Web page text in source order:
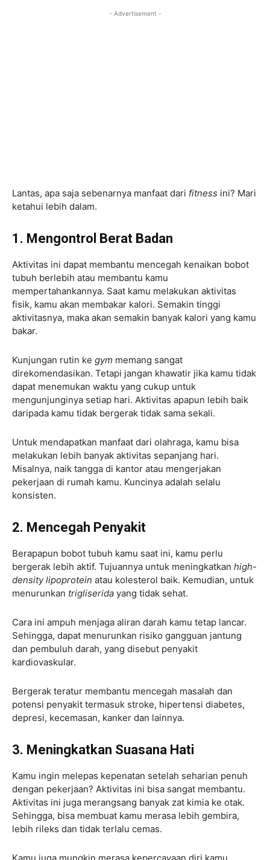
- Advertisement -
Lantas, apa saja sebenarnya manfaat dari fitness ini? Mari
ketahui lebih dalam.
1. Mengontrol Berat Badan
Aktivitas ini dapat membantu mencegah kenaikan bobot
tubuh berlebih atau membantu kamu
mempertahankannya. Saat kamu melakukan aktivitas
fisik, kamu akan membakar kalori. Semakin tinggi
aktivitasnya, maka akan semakin banyak kalori yang kamu
bakar.
Kunjungan rutin ke gym memang sangat
direkomendasikan. Tetapi jangan khawatir jika kamu tidak
dapat menemukan waktu yang cukup untuk
mengunjunginya setiap hari. Aktivitas apapun lebih baik
daripada kamu tidak bergerak tidak sama sekali.
Untuk mendapatkan manfaat dari olahraga, kamu bisa
melakukan lebih banyak aktivitas sepanjang hari.
Misalnya, naik tangga di kantor atau mengerjakan
pekerjaan di rumah kamu. Kuncinya adalah selalu
konsisten.
2. Mencegah Penyakit
Berapapun bobot tubuh kamu saat ini, kamu perlu
bergerak lebih aktif. Tujuannya untuk meningkatkan high-
density lipoprotein atau kolesterol baik. Kemudian, untuk
menurunkan trigliserida yang tidak sehat.
Cara ini ampuh menjaga aliran darah kamu tetap lancar.
Sehingga, dapat menurunkan risiko gangguan jantung
dan pembuluh darah, yang disebut penyakit
kardiovaskular.
Bergerak teratur membantu mencegah masalah dan
potensi penyakit termasuk stroke, hipertensi diabetes,
depresi, kecemasan, kanker dan lainnya.
3. Meningkatkan Suasana Hati
Kamu ingin melepas kepenatan setelah seharian penuh
dengan pekerjaan? Aktivitas ini bisa sangat membantu.
Aktivitas ini juga merangsang banyak zat kimia ke otak.
Sehingga, bisa membuat kamu merasa lebih gembira,
lebih rileks dan tidak terlalu cemas.